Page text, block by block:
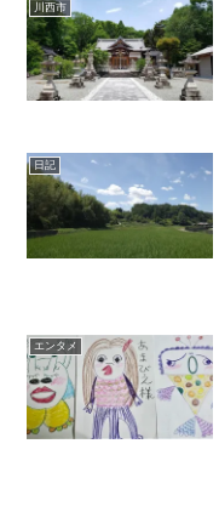
川西市
日記
エンタメ